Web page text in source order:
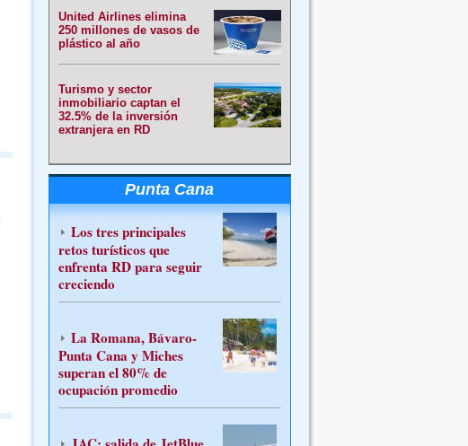
United Airlines elimina
250 millones de vasos de
plástico al año
Turismo y sector
inmobiliario captan el
32.5% de la inversión
extranjera en RD
Punta Cana
Los tres principales
retos turísticos que
enfrenta RD para seguir
creciendo
La Romana, Bávaro-
Punta Cana y Miches
superan el 80% de
ocupación promedio